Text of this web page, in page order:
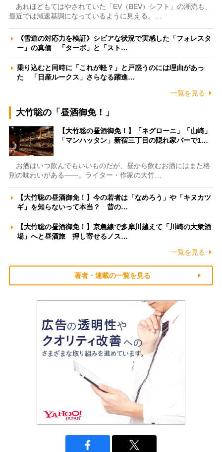
あれほどもてはやされていた「EV（BEV）シフト」の潮流も、
最近では減速基調になっているように見える。…
《雪道の対応力を検証》シビアな状況で実感した「フォレスタ
ー」の真価 「ターボ」と「スト…
乗り込むと同時に「これが軽？」と戸惑うのには理由があっ
た 「日産ルークス」さらなる躍進…
一覧を見る
大竹聡の「昼酒御免！」
【大竹聡の昼酒御免！】「ネグローニ」「山崎」
「マンハッタン」新宿三丁目の隠れ家バーで1…
お酒はいつ飲んでもいいものだが、昼から飲むお酒にはまた格
別の味わいがある――。ライター・作家の大竹…
【大竹聡の昼酒御免！】今の若者は「なめろう」や「キヌカツ
ギ」を知らないって本当？ 昔の…
【大竹聡の昼酒御免！】京急線で多摩川越えて「川崎の大衆酒
場」へと昼酒旅 押し寄せるノス…
一覧を見る
著者・連載の一覧を見る